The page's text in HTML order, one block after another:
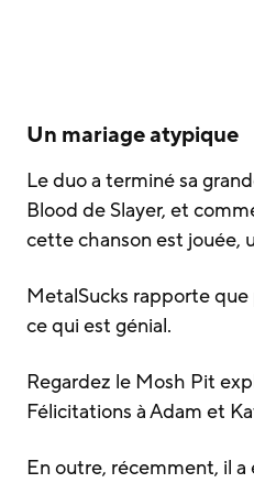
Un mariage atypique
Le duo a terminé sa
Blood de Slayer, et
cette chanson est jouée,
MetalSucks rapporte que
ce qui est génial.
Regardez le Mosh Pit
Félicitations à Adam et
En outre, récemment, il